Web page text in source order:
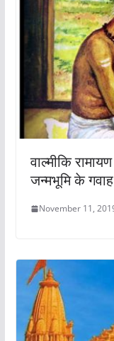
वाल्मीकि
जन्मभूमि के गवाह
November 11,